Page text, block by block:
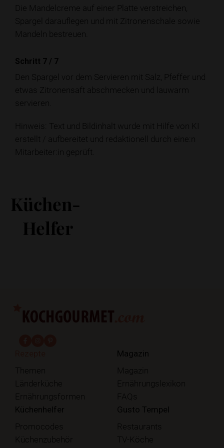
Die Mandelcreme auf einer Platte verstreichen,
Spargel darauflegen und mit Zitronenschale sowie
Mandeln bestreuen.
Schritt 7 / 7
Den Spargel vor dem Servieren mit Salz, Pfeffer und
etwas Zitronensaft abschmecken und lauwarm
servieren.
Hinweis: Text und Bildinhalt wurde mit Hilfe von KI
erstellt / aufbereitet und redaktionell durch eine:n
Mitarbeiter:in geprüft.
Küchen-
Helfer
Themen
Länderküche
Ernährungsformen
Magazin
Magazin
Ernährungslexikon
FAQs
Küchenhelfer
Promocodes
Küchenzubehör
Gusto Tempel
Restaurants
TV-Köche